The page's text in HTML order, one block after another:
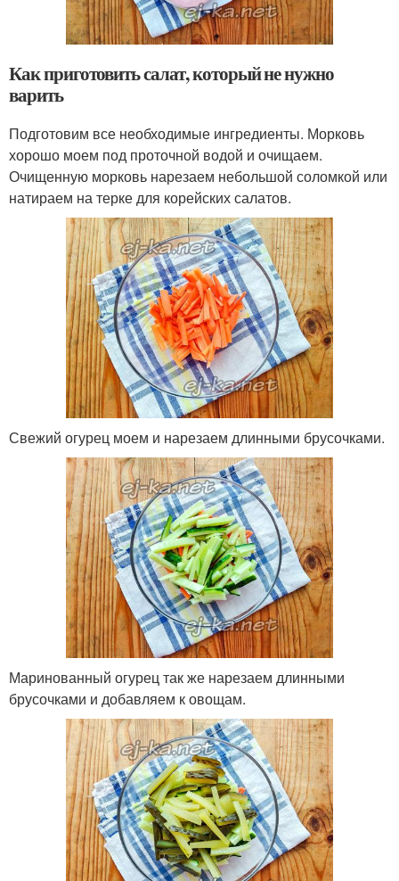
Как приготовить салат, который не нужно
варить
Подготовим все необходимые ингредиенты. Морковь
хорошо моем под проточной водой и очищаем.
Очищенную морковь нарезаем небольшой соломкой или
натираем на терке для корейских салатов.
Свежий огурец моем и нарезаем длинными брусочками.
Маринованный огурец так же нарезаем длинными
брусочками и добавляем к овощам.